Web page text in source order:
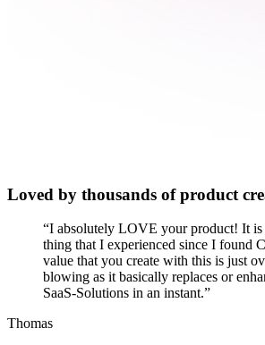
Loved by thousands of product
“I absolutely LOVE your product! It is
thing that I experienced since I found
value that you create with this is just
blowing as it basically replaces or
SaaS-Solutions in an instant.”
Thomas